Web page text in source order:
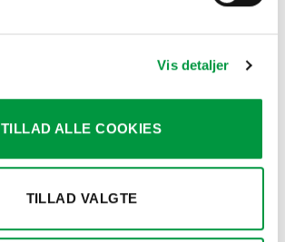
Vis detaljer
TILLAD ALLE COOKIES
TILLAD VALGTE
KRIDTTAVLE SKILTE